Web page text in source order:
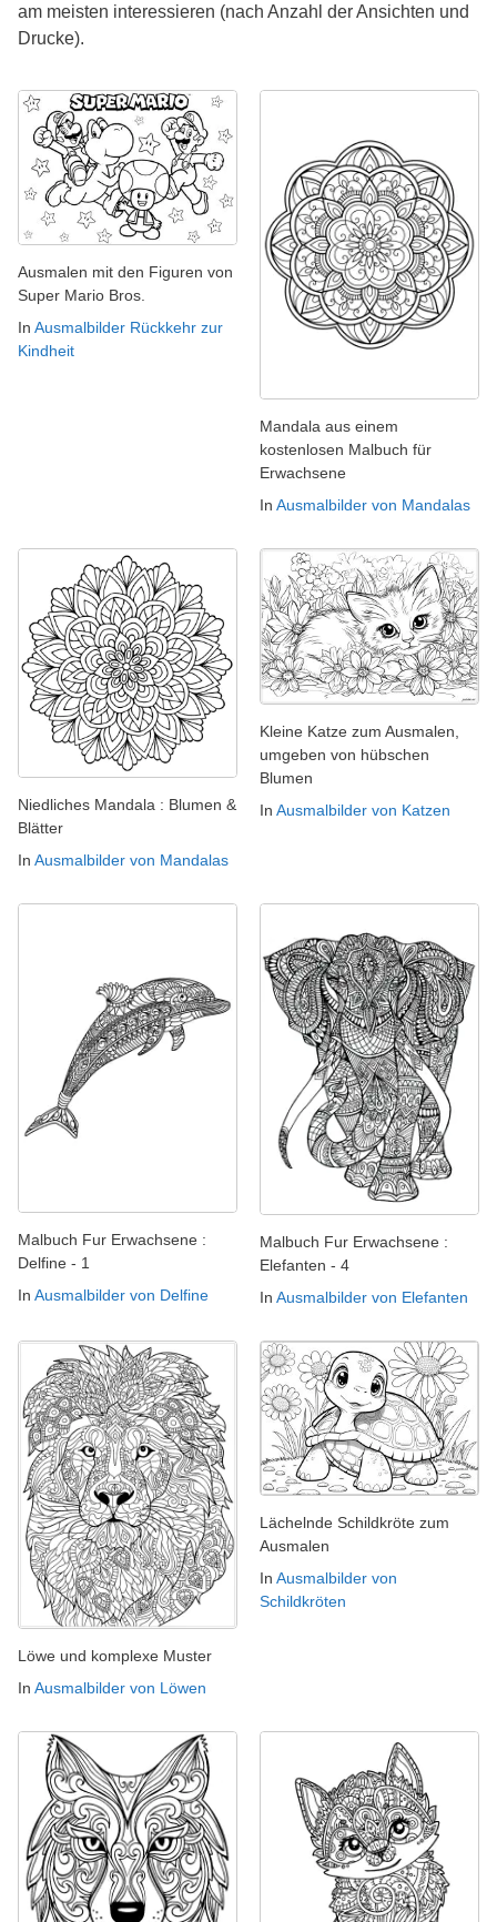
am meisten interessieren (nach Anzahl der Ansichten und
Drucke).
Ausmalen mit den Figuren von
Super Mario Bros.
In Ausmalbilder Rückkehr zur
Kindheit
Mandala aus einem
kostenlosen Malbuch für
Erwachsene
In Ausmalbilder von Mandalas
Niedliches Mandala : Blumen &
Blätter
In Ausmalbilder von Mandalas
Kleine Katze zum Ausmalen,
umgeben von hübschen
Blumen
In Ausmalbilder von Katzen
Malbuch Fur Erwachsene :
Delfine - 1
In Ausmalbilder von Delfine
Malbuch Fur Erwachsene :
Elefanten - 4
In Ausmalbilder von Elefanten
Löwe und komplexe Muster
In Ausmalbilder von Löwen
Lächelnde Schildkröte zum
Ausmalen
In Ausmalbilder von
Schildkröten